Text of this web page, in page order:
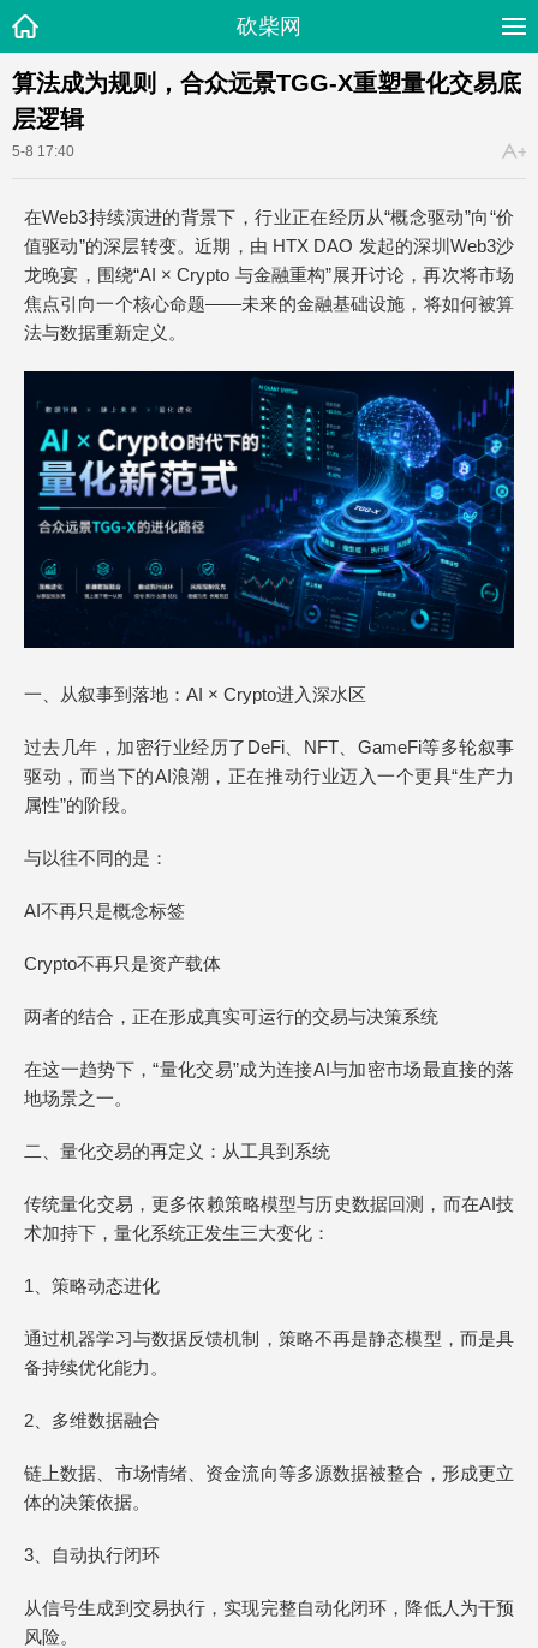
砍柴网
算法成为规则，合众远景TGG-X重塑量化交易底
层逻辑
5-8 17:40
在Web3持续演进的背景下，行业正在经历从“概念驱动”向“价
值驱动”的深层转变。近期，由 HTX DAO 发起的深圳Web3沙
龙晚宴，围绕“AI × Crypto 与金融重构”展开讨论，再次将市场
焦点引向一个核心命题——未来的金融基础设施，将如何被算
法与数据重新定义。
一、从叙事到落地：AI × Crypto进入深水区
过去几年，加密行业经历了DeFi、NFT、GameFi等多轮叙事
驱动，而当下的AI浪潮，正在推动行业迈入一个更具“生产力
属性”的阶段。
与以往不同的是：
AI不再只是概念标签
Crypto不再只是资产载体
两者的结合，正在形成真实可运行的交易与决策系统
在这一趋势下，“量化交易”成为连接AI与加密市场最直接的落
地场景之一。
二、量化交易的再定义：从工具到系统
传统量化交易，更多依赖策略模型与历史数据回测，而在AI技
术加持下，量化系统正发生三大变化：
1、策略动态进化
通过机器学习与数据反馈机制，策略不再是静态模型，而是具
备持续优化能力。
2、多维数据融合
链上数据、市场情绪、资金流向等多源数据被整合，形成更立
体的决策依据。
3、自动执行闭环
从信号生成到交易执行，实现完整自动化闭环，降低人为干预
风险。